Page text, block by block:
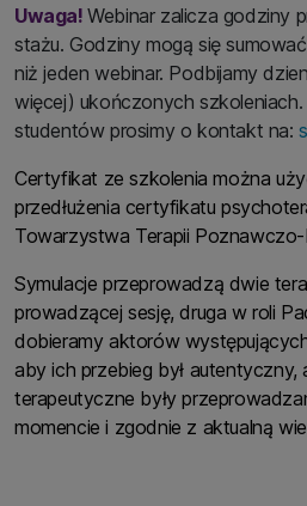
Uwaga!Webinar zalicza godziny
stażu. Godziny mogą się
niż jeden webinar. Podbijamy
więcej) ukończonych
studentów prosimy o kontakt na:
Certyfikat ze szkolenia można
przedłużenia certyfikatu
Towarzystwa Terapii
Symulacje przeprowadzą dwie
prowadzącej sesję, druga w roli
dobieramy aktorów
aby ich przebieg był autentyczny,
terapeutyczne były
momencie i zgodnie z aktualną